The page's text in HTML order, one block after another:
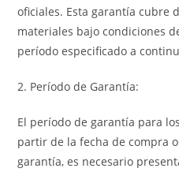
oficiales. Esta garantía cubre
materiales bajo condiciones
período especificado a
2. Período de Garantía:
El período de garantía para
partir de la fecha de compra
garantía, es necesario